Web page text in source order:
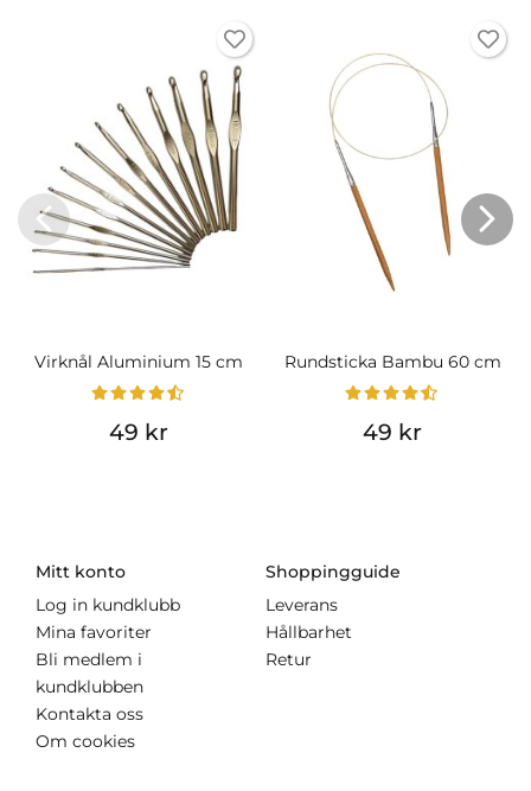
Virknål Aluminium 15 cm
49 kr
Rundsticka Bambu 60 cm
49 kr
Mitt konto
Log in kundklubb
Mina favoriter
Bli medlem i
kundklubben
Kontakta oss
Om cookies
Shoppingguide
Leverans
Hållbarhet
Retur